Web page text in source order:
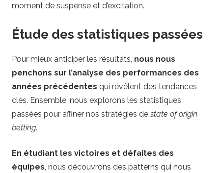
moment de suspense et d’excitation.
Étude des statistiques passées
Pour mieux anticiper les résultats, nous nous
penchons sur l’analyse des performances des
années précédentes qui révèlent des tendances
clés. Ensemble, nous explorons les statistiques
passées pour affiner nos stratégies de state of origin
betting.
En étudiant les victoires et défaites des
équipes, nous découvrons des patterns qui nous